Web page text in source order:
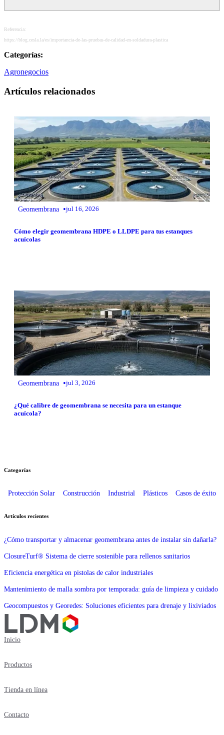
Referencia:
https://blog.cesla.la/es/importancia-de-las-pruebas-de-calidad-en-soldadura-plastica
Categorías:
Agronegocios
Artículos relacionados
Geomembrana •jul 16, 2026
Cómo elegir geomembrana HDPE o LLDPE para tus estanques
acuícolas
Geomembrana •jul 3, 2026
¿Qué calibre de geomembrana se necesita para un estanque
acuícola?
Categorías
Protección Solar Construcción Industrial Plásticos Casos de éxito
Artículos recientes
¿Cómo transportar y almacenar geomembrana antes de instalar sin dañarla?
ClosureTurf® Sistema de cierre sostenible para rellenos sanitarios
Eficiencia energética en pistolas de calor industriales
Mantenimiento de malla sombra por temporada: guía de limpieza y cuidado
Geocompuestos y Georedes: Soluciones eficientes para drenaje y lixiviados
Inicio
Productos
Tienda en línea
Contacto